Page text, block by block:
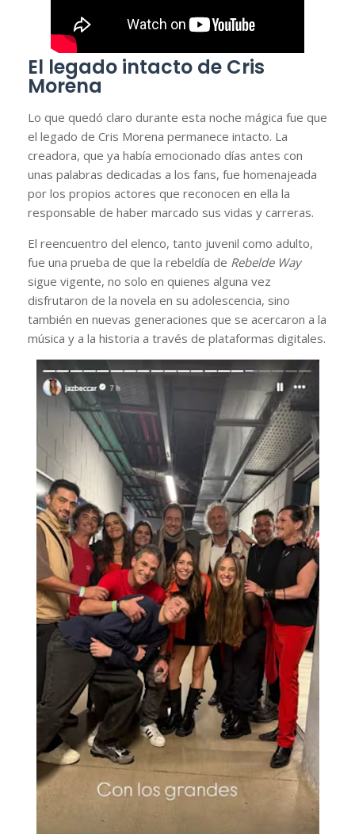
El legado intacto de Cris
Morena
Lo que quedó claro durante esta noche mágica fue que
el legado de Cris Morena permanece intacto. La
creadora, que ya había emocionado días antes con
unas palabras dedicadas a los fans, fue homenajeada
por los propios actores que reconocen en ella la
responsable de haber marcado sus vidas y carreras.
El reencuentro del elenco, tanto juvenil como adulto,
fue una prueba de que la rebeldía de Rebelde Way
sigue vigente, no solo en quienes alguna vez
disfrutaron de la novela en su adolescencia, sino
también en nuevas generaciones que se acercaron a la
música y a la historia a través de plataformas digitales.